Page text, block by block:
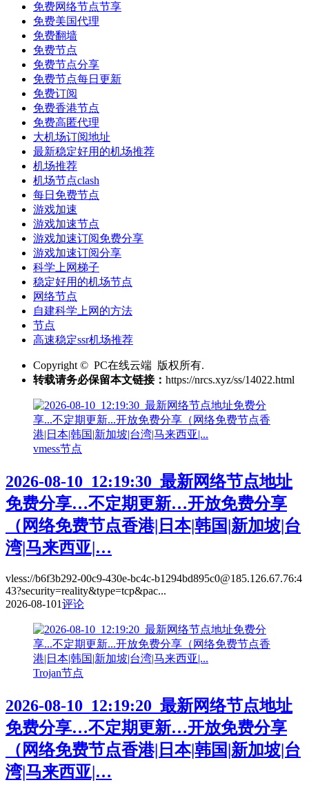
免费网络节点节享
免费美国代理
免费翻墙
免费节点
免费节点分享
免费节点每日更新
免费订阅
免费香港节点
免费高匿代理
大机场订阅地址
最新稳定好用的机场推荐
机场推荐
机场节点clash
每日免费节点
游戏加速
游戏加速节点
游戏加速订阅免费分享
游戏加速订阅分享
科学上网梯子
稳定好用的机场节点
网络节点
自建科学上网的方法
节点
高速稳定ssr机场推荐
Copyright © PC在线云端 版权所有.
转载请务必保留本文链接： https://nrcs.xyz/ss/14022.html
vmess节点
2026-08-10_12:19:30_最新网络节点地址
免费分享…不定期更新…开放免费分享
（网络免费节点香港|日本|韩国|新加坡|台
湾|马来西亚|…
vless://b6f3b292-00c9-430e-bc4c-b1294bd895c0@185.126.67.76:4
43?security=reality&type=tcp&pac...
2026-08-101评论
Trojan节点
2026-08-10_12:19:20_最新网络节点地址
免费分享…不定期更新…开放免费分享
（网络免费节点香港|日本|韩国|新加坡|台
湾|马来西亚|…